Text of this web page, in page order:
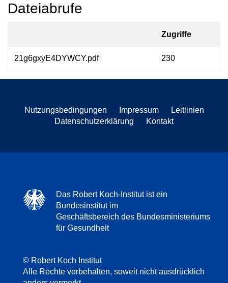
Dateiabrufe
Zugriffe
21g6gxyE4DYWCY.pdf 230
Nutzungsbedingungen Impressum
Leitlinien
Datenschutzerklärung
Kontakt
Das Robert Koch-Institut ist ein
Bundesinstitut im
Geschäftsbereich des Bundesministeriums
für Gesundheit
© Robert Koch Institut
Alle Rechte vorbehalten, soweit nicht ausdrücklich